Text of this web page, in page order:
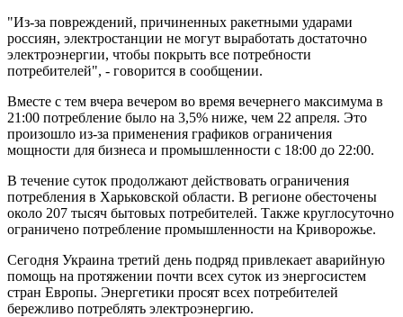
"Из-за повреждений, причиненных ракетными ударами
россиян, электростанции не могут выработать достаточно
электроэнергии, чтобы покрыть все потребности
потребителей", - говорится в сообщении.
Вместе с тем вчера вечером во время вечернего максимума в
21:00 потребление было на 3,5% ниже, чем 22 апреля. Это
произошло из-за применения графиков ограничения
мощности для бизнеса и промышленности с 18:00 до 22:00.
В течение суток продолжают действовать ограничения
потребления в Харьковской области. В регионе обесточены
около 207 тысяч бытовых потребителей. Также круглосуточно
ограничено потребление промышленности на Криворожье.
Сегодня Украина третий день подряд привлекает аварийную
помощь на протяжении почти всех суток из энергосистем
стран Европы. Энергетики просят всех потребителей
бережливо потреблять электроэнергию.